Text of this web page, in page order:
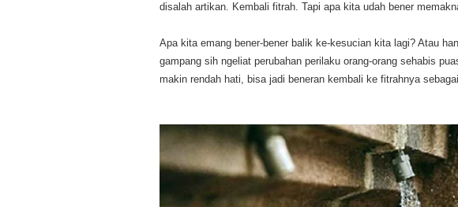
disalah artikan. Kembali fitrah. Tapi apa kita udah bener
Apa kita emang bener-bener balik ke-kesucian kita lagi? Atau
gampang sih ngeliat perubahan perilaku orang-orang sehabis
makin rendah hati, bisa jadi beneran kembali ke fitrahnya